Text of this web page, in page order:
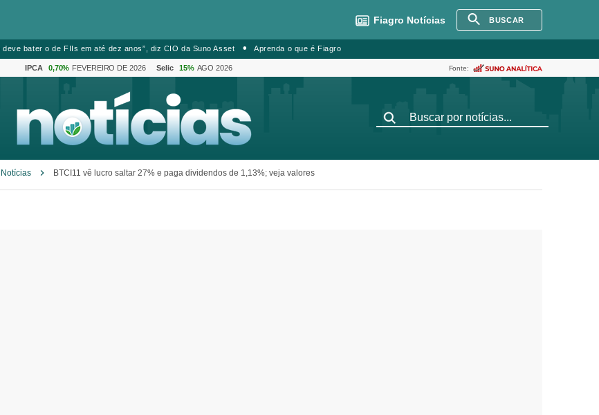
Fiagro Notícias BUSCAR
deve bater o de FIIs em até dez anos”, diz CIO da Suno Asset Aprenda o que é Fiagro
IPCA 0,70% FEVEREIRO DE 2026 Selic 15% AGO 2026 Fonte:
Notícias BTCI11 vê lucro saltar 27% e paga dividendos de 1,13%; veja valores